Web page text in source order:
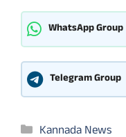
WhatsApp Group
Telegram Group
Categories
Kannada News